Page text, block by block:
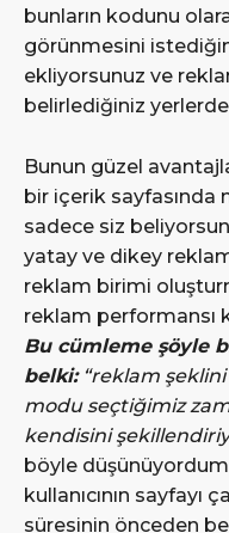
bunların kodunu
görünmesini
ekliyorsunuz ve
belirlediğiniz
Bunun güzel
bir içerik sayfasında
sadece siz
yatay ve dikey
reklam birimi
reklam performansı
Bu cümleme şöyle
belki:“reklam
modu seçtiğimiz
kendisini
böyle
kullanıcının sayfayı
süresinin önceden